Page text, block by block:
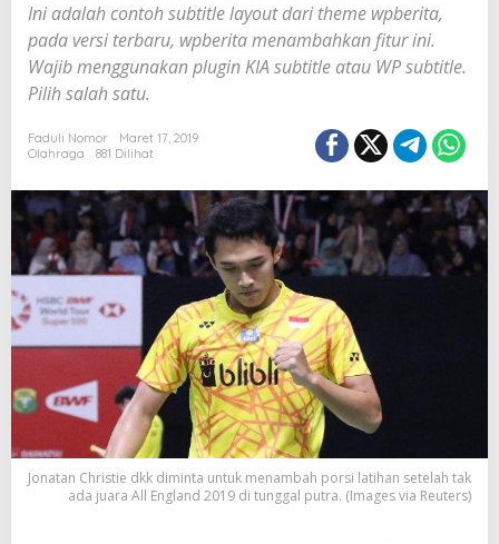
Ini adalah contoh subtitle layout dari theme wpberita,
pada versi terbaru, wpberita menambahkan fitur ini.
Wajib menggunakan plugin KIA subtitle atau WP subtitle.
Pilih salah satu.
Faduli Nomor
Maret 17, 2019
Olahraga
881 Dilihat
Jonatan Christie dkk diminta untuk menambah porsi latihan setelah tak
ada juara All England 2019 di tunggal putra. (Images via Reuters)